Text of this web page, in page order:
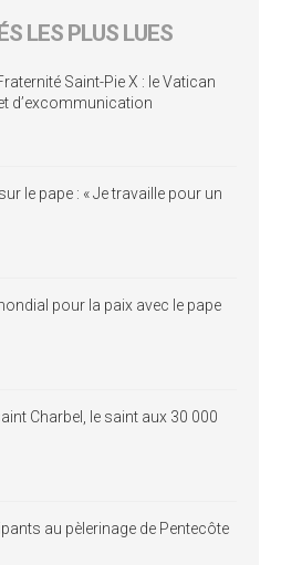
LES PLUS LUES
Saint-Pie X : le Vatican
d’excommunication
le pape : « Je travaille pour un
pour la paix avec le pape
Charbel, le saint aux 30 000
au pèlerinage de Pentecôte